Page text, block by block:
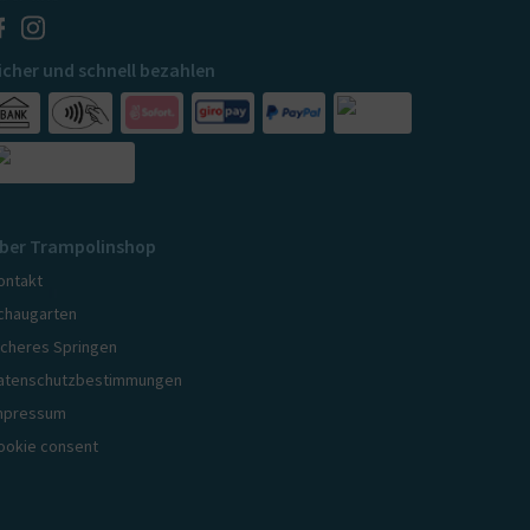
und schnell bezahlen
Trampolinshop
Springen
consent